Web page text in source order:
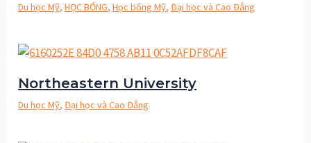
Du học Mỹ,HỌC BỔNG,Học bổng Mỹ,Đại học và Cao Đẳng
Northeastern University
Du học Mỹ,Đại học và Cao Đẳng